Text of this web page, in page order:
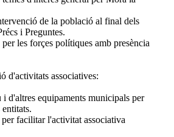
de la població al final dels
i Preguntes.
les forçes polítiques amb presència
d'activitats associatives:
d'altres equipaments municipals per
facilitar l'activitat associativa